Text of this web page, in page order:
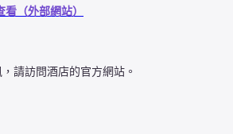
（外部網站）
請訪問酒店的官方網站。